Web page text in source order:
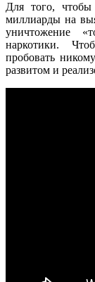
Для того,
миллиарды на
уничтожение
наркотики.
пробовать
развитом и